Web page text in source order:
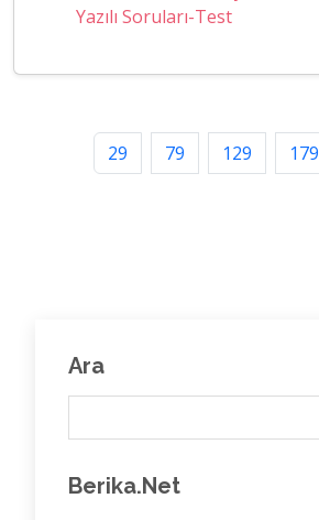
Yazılı Soruları-Test
29 79 129 179
Ara
Berika.Net